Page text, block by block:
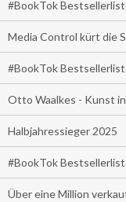
#BookTok
Media Control kürt die
#BookTok
Otto Waalkes - Kunst
Halbjahressieger 2025
#BookTok
Über eine Million